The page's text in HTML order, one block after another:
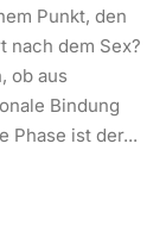
Punkt, den
nach dem Sex?
ob aus
Bindung
Phase ist der...